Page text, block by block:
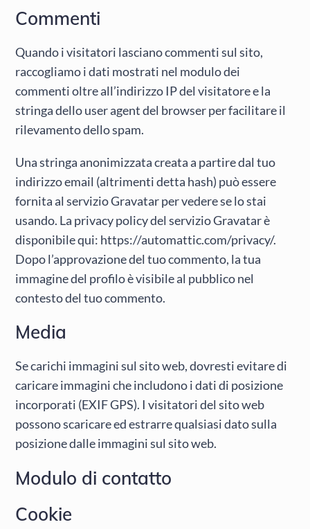
Commenti
Quando i visitatori lasciano commenti sul sito,
raccogliamo i dati mostrati nel modulo dei
commenti oltre all’indirizzo IP del visitatore e la
stringa dello user agent del browser per facilitare il
rilevamento dello spam.
Una stringa anonimizzata creata a partire dal tuo
indirizzo email (altrimenti detta hash) può essere
fornita al servizio Gravatar per vedere se lo stai
usando. La privacy policy del servizio Gravatar è
disponibile qui: https://automattic.com/privacy/.
Dopo l’approvazione del tuo commento, la tua
immagine del profilo è visibile al pubblico nel
contesto del tuo commento.
Media
Se carichi immagini sul sito web, dovresti evitare di
caricare immagini che includono i dati di posizione
incorporati (EXIF GPS). I visitatori del sito web
possono scaricare ed estrarre qualsiasi dato sulla
posizione dalle immagini sul sito web.
Modulo di contatto
Cookie